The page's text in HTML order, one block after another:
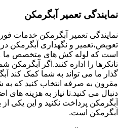
نمایندگی تعمیر آبگرمکن
نمایندگی تعمیر آبگرمکن خدمات
تعویض،تعمیر و نگهداری آبگرمکن
است که لوله کش های متخصص ما
تانکرها را اداره کنند.اگر آبگرمکن
گذار ما می تواند به شما کمک کند
مقرون به صرفه انتخاب کنید که
دنبال می کنید.تا نیاز به هزینه های
آبگرمکن پرداخت نکنید و این یکی
آبگرمکن است.